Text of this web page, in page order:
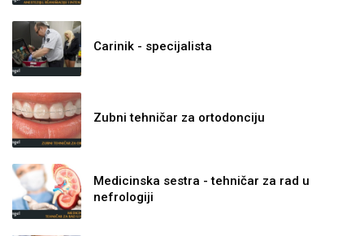
Carinik - specijalista
Zubni tehničar za ortodonciju
Medicinska sestra - tehničar za rad u
nefrologiji